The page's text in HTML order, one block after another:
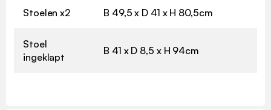
Stoelen x2 B 49,5 x D 41 x H 80,5cm
Stoel
ingeklapt
B 41 x D 8,5 x H 94cm